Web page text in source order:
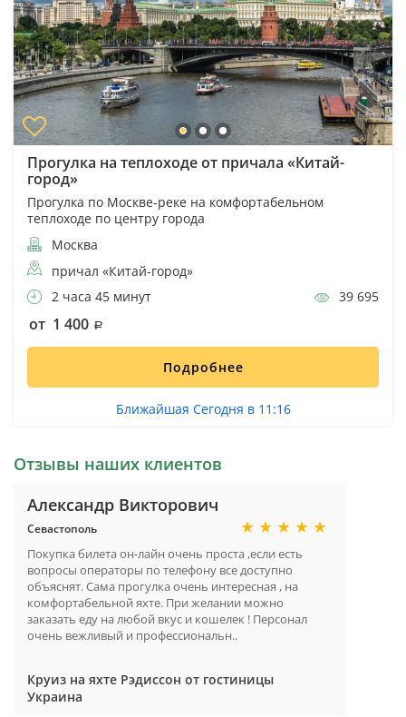
Прогулка на теплоходе от причала «Китай-
город»
Прогулка по Москве-реке на комфортабельном
теплоходе по центру города
Москва
причал «Китай-город»
2 часа 45 минут
39 695
от 1 400
Подробнее
Ближайшая Сегодня в 11:16
Отзывы наших клиентов
Александр Викторович
Севастополь
Покупка билета он-лайн очень проста ,если есть
вопросы операторы по телефону все доступно
объяснят. Сама прогулка очень интересная , на
комфортабельной яхте. При желании можно
заказать еду на любой вкус и кошелек ! Персонал
очень вежливый и профессиональн..
Круиз на яхте Рэдиссон от гостиницы
Украина